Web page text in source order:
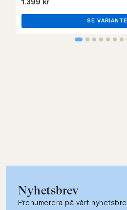
1.399 kr
SE
Nyhetsbrev
Prenumerera på vårt